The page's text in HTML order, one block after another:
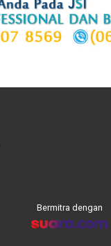
Bermitra dengan